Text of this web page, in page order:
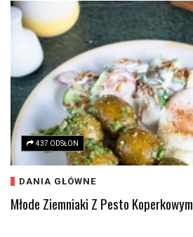
437 ODSŁON
DANIA GŁÓWNE
Młode Ziemniaki Z Pesto Koperkowym